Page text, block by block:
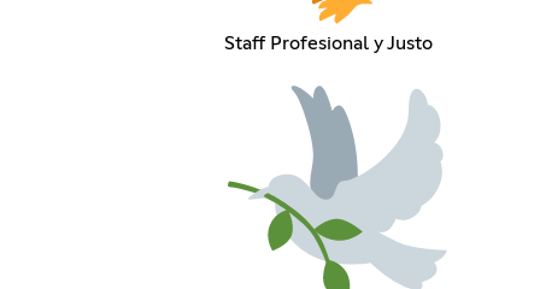
Staff Profesional y Justo